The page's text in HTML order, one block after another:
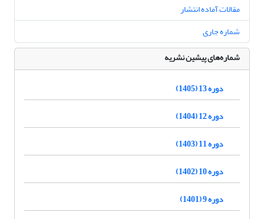
مقالات آماده انتشار
شماره جاری
شماره‌های پیشین نشریه
دوره 13 (1405)
دوره 12 (1404)
دوره 11 (1403)
دوره 10 (1402)
دوره 9 (1401)